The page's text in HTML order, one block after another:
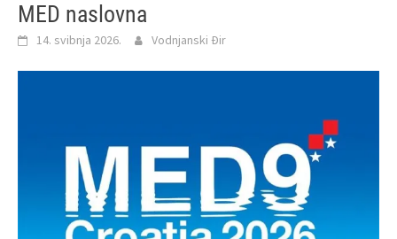
MED naslovna
14. svibnja 2026. Vodnjanski Đir